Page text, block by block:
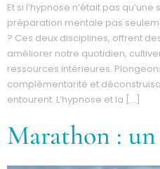
Et si l’hypnose n’était pas
préparation mentale pas
? Ces deux disciplines, offrent
améliorer notre quotidien,
ressources intérieures.
complémentarité et
entourent. L’hypnose et la […]
Marathon : un